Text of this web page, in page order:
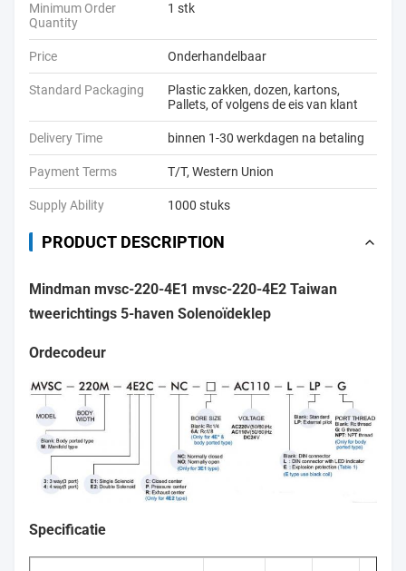
Minimum Order
Quantity
1 stk
Price Onderhandelbaar
Standard Packaging
Plastic zakken, dozen, kartons,
Pallets, of volgens de eis van klant
Delivery Time binnen 1-30 werkdagen na betaling
Payment Terms T/T, Western Union
Supply Ability 1000 stuks
PRODUCT DESCRIPTION
Mindman mvsc-220-4E1 mvsc-220-4E2 Taiwan
tweerichtings 5-haven Solenoïdeklep
Ordecodeur
Specificatie